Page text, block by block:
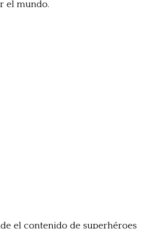
el mundo.
el contenido de superhéroes